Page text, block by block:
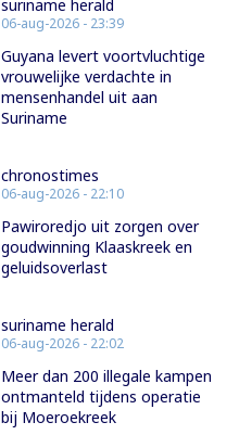
suriname herald
06-aug-2026 - 23:39
Guyana levert voortvluchtige
vrouwelijke verdachte in
mensenhandel uit aan
Suriname
chronostimes
06-aug-2026 - 22:10
Pawiroredjo uit zorgen over
goudwinning Klaaskreek en
geluidsoverlast
suriname herald
06-aug-2026 - 22:02
Meer dan 200 illegale kampen
ontmanteld tijdens operatie
bij Moeroekreek